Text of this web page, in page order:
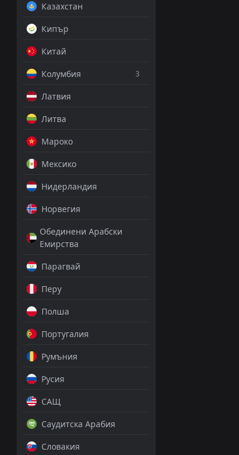
Казахстан
Кипър
Китай
Колумбия
3
Латвия
Литва
Мароко
Мексико
Нидерландия
Норвегия
Обединени Арабски
Емирства
Парагвай
Перу
Полша
Португалия
Румъния
Русия
САЩ
Саудитска Арабия
Словакия